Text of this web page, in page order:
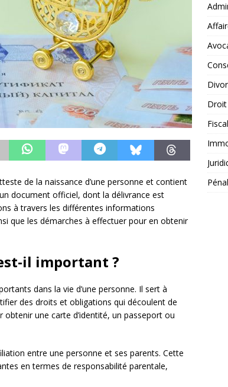
de la naissance d’une personne et contient
document officiel, dont la délivrance est
à travers les différentes informations
que les démarches à effectuer pour en obtenir
il important ?
dans la vie d’une personne. Il sert à
des droits et obligations qui découlent de
une carte d’identité, un passeport ou
entre une personne et ses parents. Cette
en termes de responsabilité parentale,
Droit
Fiscal
Pénal